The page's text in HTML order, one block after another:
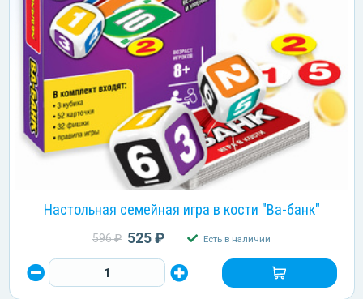
Настольная семейная игра в кости "Ва-банк"
596 ₽ 525 ₽ Есть в наличии